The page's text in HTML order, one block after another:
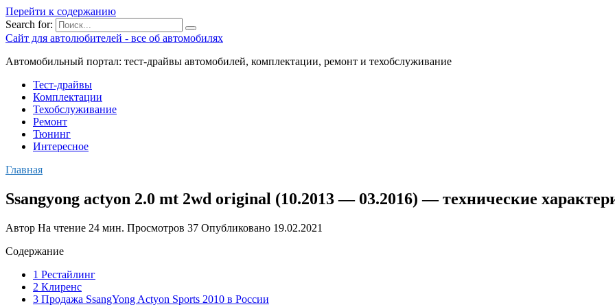
Перейти к содержанию
Search for:
Сайт для автолюбителей - все об автомобилях
Автомобильный портал: тест-драйвы автомобилей, комплектации, ремонт и техобслуживание
Тест-драйвы
Комплектации
Техобслуживание
Ремонт
Тюнинг
Интересное
Главная
Ssangyong actyon 2.0 mt 2wd original (10.2013 — 03.2016) — технические
Автор На чтение 24 мин. Просмотров 37 Опубликовано 19.02.2021
Содержание
1 Рестайлинг
2 Клиренс
3 Продажа SsangYong Actyon Sports 2010 в России